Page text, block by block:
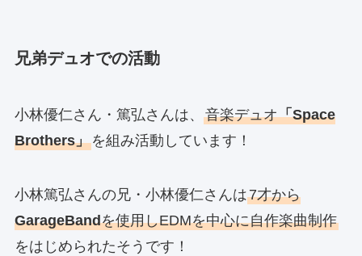
兄弟デュオでの活動
小林優仁さん・篤弘さんは、 音楽デュオ「Space
Brothers」を組み活動しています！
小林篤弘さんの兄・小林優仁さんは7才から
GarageBandを使用しEDMを中心に自作楽曲制作
をはじめられたそうです！